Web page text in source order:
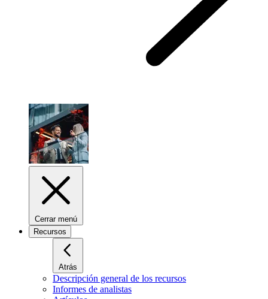
Cerrar menú
Recursos
Atrás
Descripción general de los recursos
Informes de analistas